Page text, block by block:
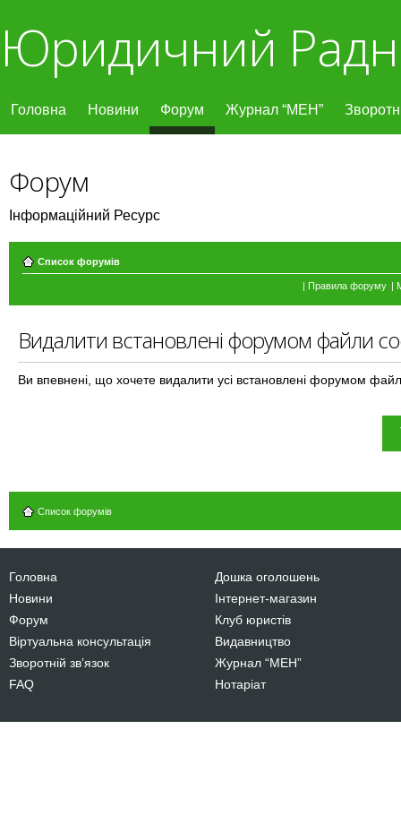
Юридичний
Головна Новини Форум Журнал “МЕН”
Форум
Інформаційний Ресурс
Список форумів
| Правила форуму |
Видалити встановлені форумом файли
Ви впевнені, що хочете видалити усі встановлені форумом
Список форумів
Головна
Новини
Форум
Віртуальна консультація
Зворотній зв’язок
FAQ
Дошка оголошень
Інтернет-магазин
Клуб юристів
Видавництво
Журнал “МЕН”
Нотаріат